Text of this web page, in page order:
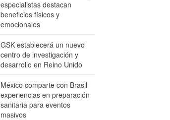
especialistas destacan
beneficios físicos y
emocionales
GSK establecerá un nuevo
centro de investigación y
desarrollo en Reino Unido
México comparte con Brasil
experiencias en preparación
sanitaria para eventos
masivos